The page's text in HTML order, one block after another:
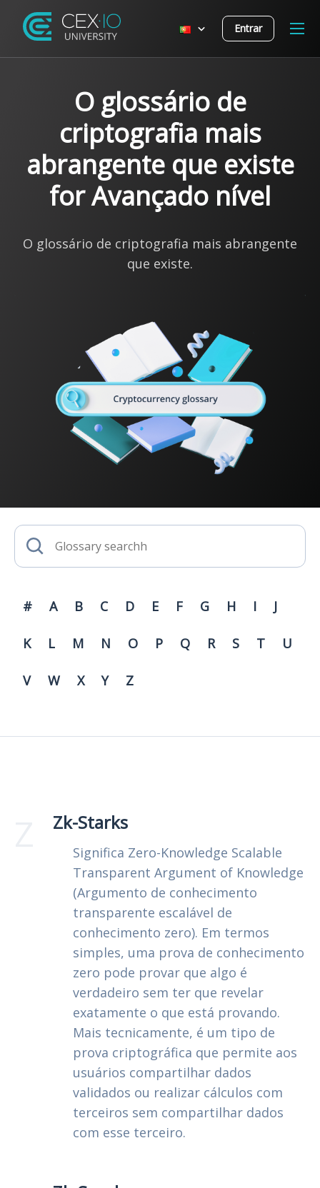
Entrar
O glossário de
criptografia mais
abrangente que existe
for Avançado nível
O glossário de criptografia mais abrangente
que existe.
# A B C D E F G H I J
K L M N O P Q R S T U
V W X Y Z
Zk-Starks
Significa Zero-Knowledge Scalable
Transparent Argument of Knowledge
(Argumento de conhecimento
transparente escalável de
conhecimento zero). Em termos
simples, uma prova de conhecimento
zero pode provar que algo é
verdadeiro sem ter que revelar
exatamente o que está provando.
Mais tecnicamente, é um tipo de
prova criptográfica que permite aos
usuários compartilhar dados
validados ou realizar cálculos com
terceiros sem compartilhar dados
com esse terceiro.